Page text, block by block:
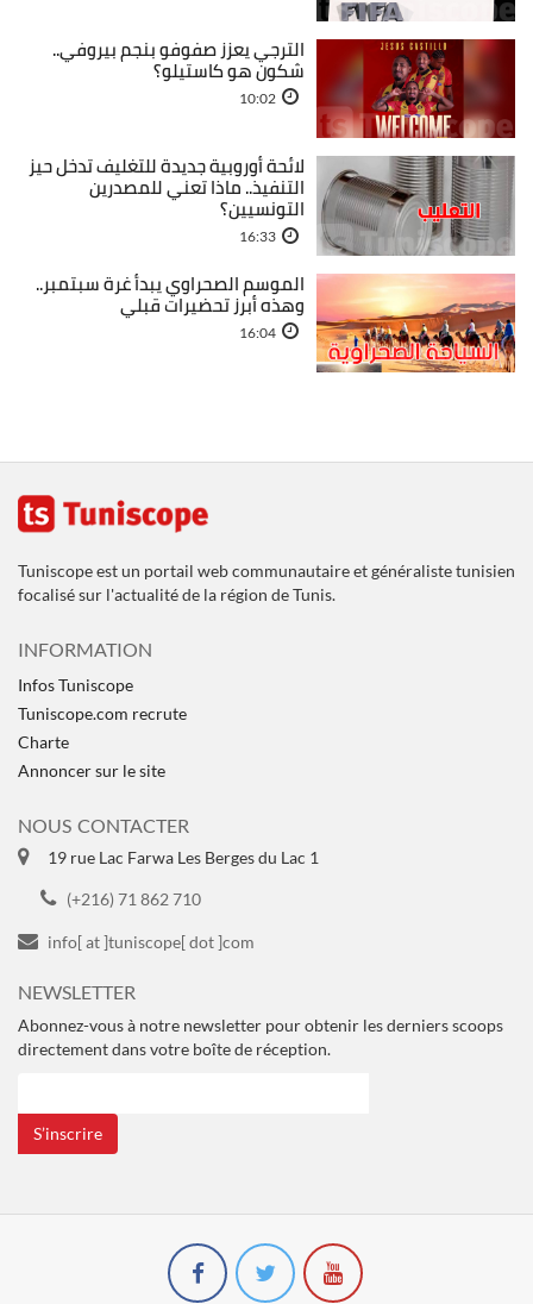
الترجي يعزز صفوفو بنجم بيروفي..
شكون هو كاستيلو؟
10:02
لائحة أوروبية جديدة للتغليف تدخل حيز
التنفيذ.. ماذا تعني للمصدرين
التونسيين؟
16:33
الموسم الصحراوي يبدأ غرة سبتمبر..
وهذه أبرز تحضيرات قبلي
16:04
Tuniscope est un portail web communautaire et généraliste tunisien
focalisé sur l'actualité de la région de Tunis.
INFORMATION
Infos Tuniscope
Tuniscope.com recrute
Charte
Annoncer sur le site
NOUS CONTACTER
19 rue Lac Farwa Les Berges du Lac 1
(+216) 71 862 710
info[ at ]tuniscope[ dot ]com
NEWSLETTER
Abonnez-vous à notre newsletter pour obtenir les derniers scoops
directement dans votre boîte de réception.
S’inscrire